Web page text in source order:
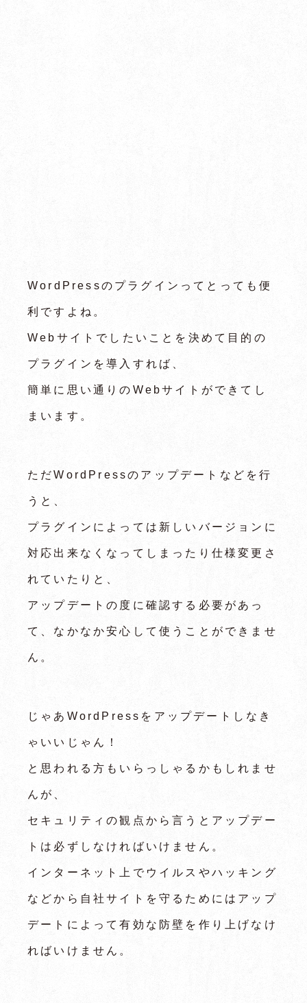
WordPressのプラグインってとっても便
利ですよね。
Webサイトでしたいことを決めて目的の
プラグインを導入すれば、
簡単に思い通りのWebサイトができてし
まいます。
ただWordPressのアップデートなどを行
うと、
プラグインによっては新しいバージョンに
対応出来なくなってしまったり仕様変更さ
れていたりと、
アップデートの度に確認する必要があっ
て、なかなか安心して使うことができませ
ん。
じゃあWordPressをアップデートしなき
ゃいいじゃん！
と思われる方もいらっしゃるかもしれませ
んが、
セキュリティの観点から言うとアップデー
トは必ずしなければいけません。
インターネット上でウイルスやハッキング
などから自社サイトを守るためにはアップ
デートによって有効な防壁を作り上げなけ
ればいけません。